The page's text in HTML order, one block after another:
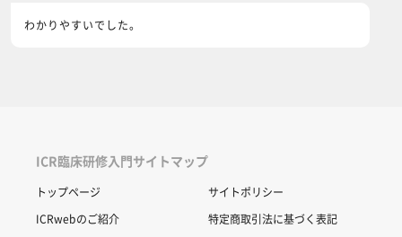
わかりやすいでした。
ICR臨床研修入門サイトマップ
トップページ
ICRwebのご紹介
サイトポリシー
特定商取引法に基づく表記